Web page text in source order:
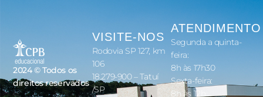
2024 © Todos os
direitos reservados
VISITE-NOS
Rodovia SP 127, km
106
18.279-900 – Tatuí
/SP
ATENDIMENTO
Segunda a quinta-
feira:
8h às 17h30
Sexta-feira:
8h às 12h